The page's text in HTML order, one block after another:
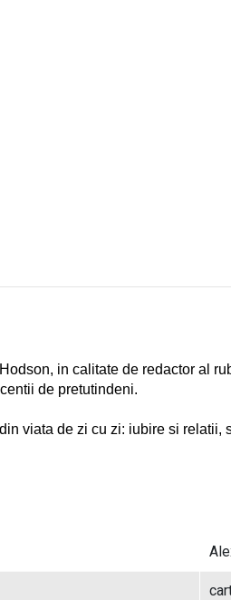
in calitate de redactor al
de pretutindeni.
viata de zi cu zi: iubire si